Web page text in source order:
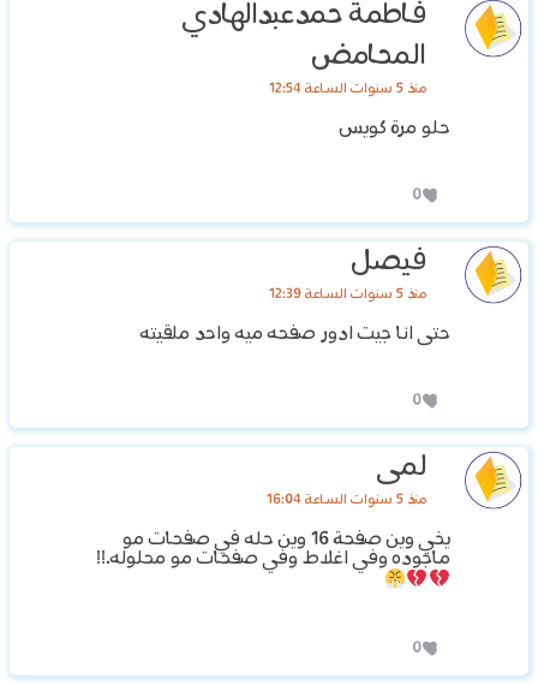
فاطمة حمدعبدالهادي
المحامض
منذ 5 سنوات الساعة 12:54
حلو مرة كويس
0
فيصل
منذ 5 سنوات الساعة 12:39
حتى انا جيت ادور صفحه ميه واحد ملقيته
0
لمى
منذ 5 سنوات الساعة 16:04
يخي وين صفحة 16 وين حله في صفحات مو
ماجوده وفي اغلاط وفي صفحات مو محلوله.!!
0